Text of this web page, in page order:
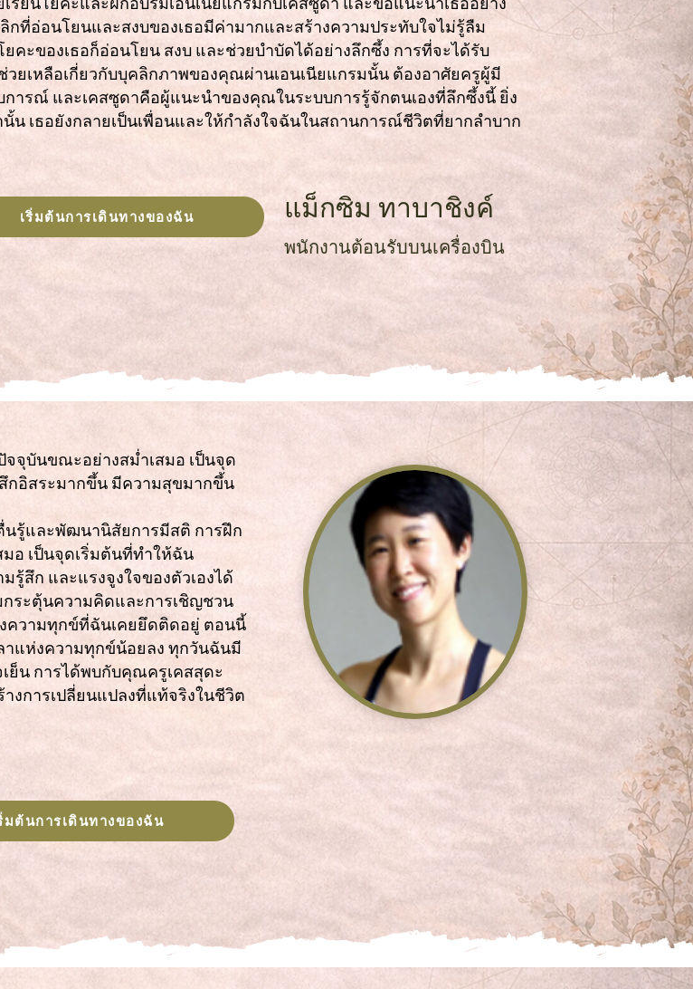
กที่อ่อนโยนและสงบของเธอมีค่ามากและสร้างความประทับใจไม่รู้ลืม
ยคะของเธอก็อ่อนโยน สงบ และช่วยบำบัดได้อย่างลึกซึ้ง การที่จะได้รับ
วยเหลือเกี่ยวกับบุคลิกภาพของคุณผ่านเอนเนียแกรมนั้น ต้องอาศัยครูผู้มี
การณ์ และเคสซูดาคือผู้แนะนำของคุณในระบบการรู้จักตนเองที่ลึกซึ้งนี้ ยิ่ง
นั้น เธอยังกลายเป็นเพื่อนและให้กำลังใจฉันในสถานการณ์ชีวิตที่ยากลำบาก
เริ่มต้นการเดินทางของฉัน แม็กซิม ทาบาชิงค์
พนักงานต้อนรับบนเครื่องบิน
จุบันขณะอย่างสม่ำเสมอ เป็นจุด
กอิสระมากขึ้น มีความสุขมากขึ้น
รู้และพัฒนานิสัยการมีสติ การฝึก
อ เป็นจุดเริ่มต้นที่ทำให้ฉัน
รู้สึก และแรงจูงใจของตัวเองได้
กระตุ้นความคิดและการเชิญชวน
ความทุกข์ที่ฉันเคยยึดติดอยู่ ตอนนี้
แห่งความทุกข์น้อยลง ทุกวันฉันมี
ย็น การได้พบกับคุณครูเคสสุดะ
งการเปลี่ยนแปลงที่แท้จริงในชีวิต
มต้นการเดินทางของฉัน